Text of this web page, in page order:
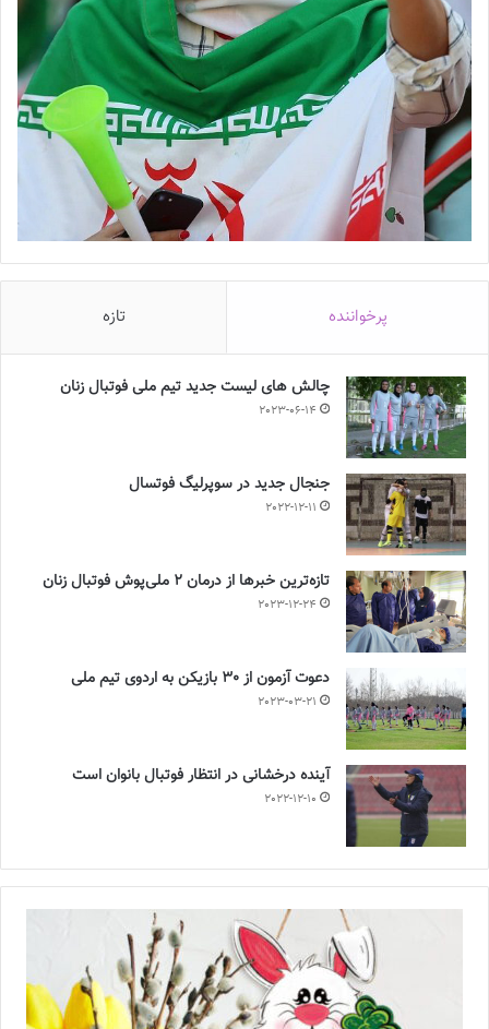
پرخواننده تازه
چالش هاى ليست جدید تيم ملى فوتبال زنان
2023-06-14
جنجال جدید در سوپرلیگ فوتسال
2022-12-11
تازه‌ترین خبرها از درمان ۲ ملی‌پوش فوتبال زنان
2023-12-24
دعوت آزمون از 30 بازیکن به اردوی تیم ملی
2023-03-21
آینده درخشانی در انتظار فوتبال بانوان است
2022-12-10